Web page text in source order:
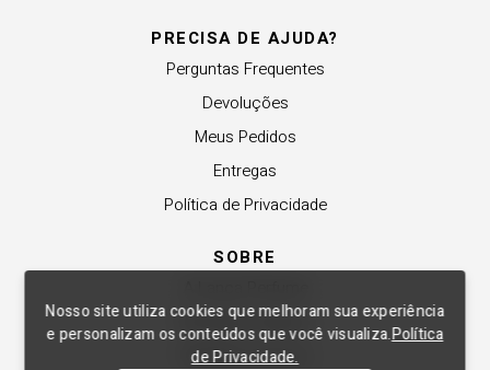
Nosso site utiliza cookies que melhoram sua experiência
e personalizam os conteúdos que você visualiza.Política
de Privacidade.
PRECISA DE AJUDA?
Perguntas Frequentes
Devoluções
Meus Pedidos
Entregas
Política de Privacidade
SOBRE
Revender a Marca
Trabalhe Conosco